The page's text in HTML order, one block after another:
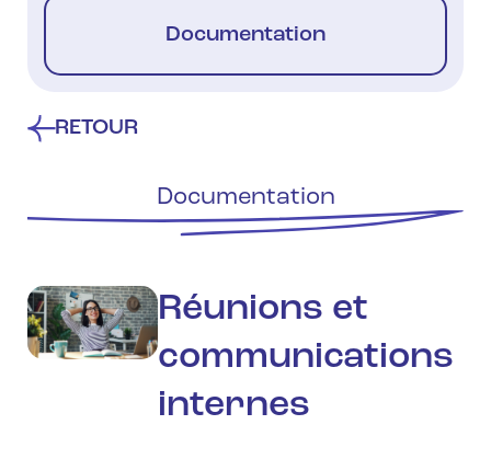
Documentation
RETOUR
Documentation
Réunions et
communications
internes